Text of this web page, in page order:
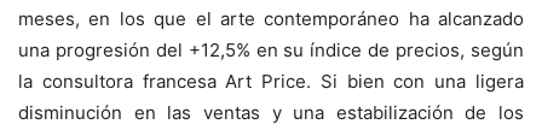
meses, en los que el arte contemporáneo ha alcanzado
una progresión del +12,5% en su índice de precios, según
la consultora francesa Art Price. Si bien con una ligera
disminución en las ventas y una estabilización de los